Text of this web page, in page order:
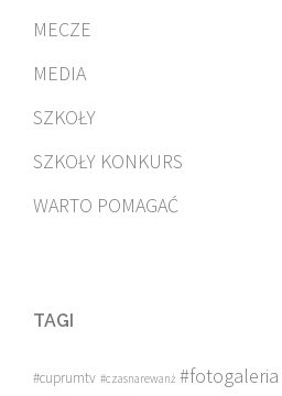
MECZE
MEDIA
SZKOŁY
SZKOŁY KONKURS
WARTO POMAGAĆ
TAGI
#cuprumtv #czasnarewanż #fotogaleria